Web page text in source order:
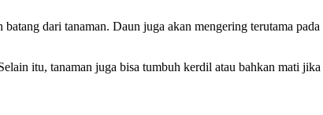
dari tanaman. Daun juga akan mengering terutama pada
itu, tanaman juga bisa tumbuh kerdil atau bahkan mati